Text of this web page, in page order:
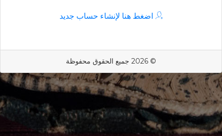
اضغط هنا لإنشاء حساب جديد
© 2026 جميع الحقوق محفوظة